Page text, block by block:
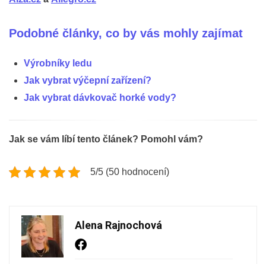
Podobné články, co by vás mohly zajímat
Výrobníky ledu
Jak vybrat výčepní zařízení?
Jak vybrat dávkovač horké vody?
Jak se vám líbí tento článek? Pomohl vám?
5/5 (50 hodnocení)
Alena Rajnochová